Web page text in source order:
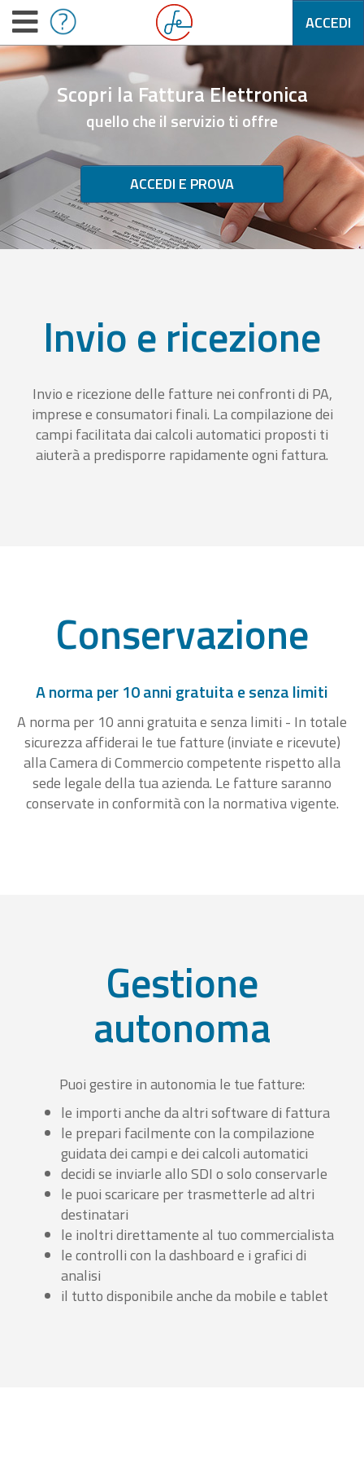
ACCEDI
Scopri la Fattura Elettronica
quello che il servizio ti offre
ACCEDI E PROVA
Invio e ricezione
Invio e ricezione delle fatture nei confronti di PA,
imprese e consumatori finali. La compilazione dei
campi facilitata dai calcoli automatici proposti ti
aiuterà a predisporre rapidamente ogni fattura.
Conservazione
A norma per 10 anni gratuita e senza limiti
A norma per 10 anni gratuita e senza limiti - In totale
sicurezza affiderai le tue fatture (inviate e ricevute)
alla Camera di Commercio competente rispetto alla
sede legale della tua azienda. Le fatture saranno
conservate in conformità con la normativa vigente.
Gestione
autonoma
Puoi gestire in autonomia le tue fatture:
le importi anche da altri software di fattura
le prepari facilmente con la compilazione
guidata dei campi e dei calcoli automatici
decidi se inviarle allo SDI o solo conservarle
le puoi scaricare per trasmetterle ad altri
destinatari
le inoltri direttamente al tuo commercialista
le controlli con la dashboard e i grafici di
analisi
il tutto disponibile anche da mobile e tablet